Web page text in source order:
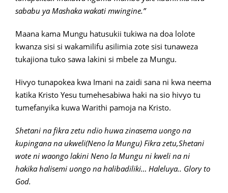
sababu ya Mashaka wakati mwingine.”
Maana kama Mungu hatusukii tukiwa na doa lolote
kwanza sisi si wakamilifu asilimia zote sisi tunaweza
tukajiona tuko sawa lakini si mbele za Mungu.
Hivyo tunapokea kwa Imani na zaidi sana ni kwa neema
katika Kristo Yesu tumehesabiwa haki na sio hivyo tu
tumefanyika kuwa Warithi pamoja na Kristo.
Shetani na fikra zetu ndio huwa zinasema uongo na
kupingana na ukweli(Neno la Mungu) Fikra zetu,Shetani
wote ni waongo lakini Neno la Mungu ni kweli na ni
hakika halisemi uongo na halibadiliki… Haleluya.. Glory to
God.